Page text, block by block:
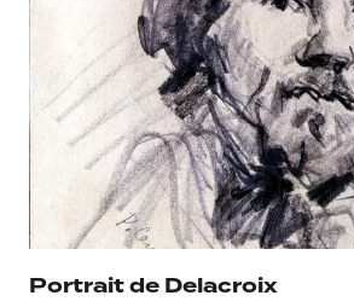
Portrait de Delacroix